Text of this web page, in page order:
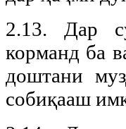
2.13. Дар
корманд ба
доштани
собиқааш